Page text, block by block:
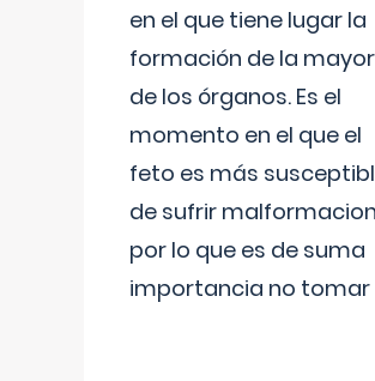
en el que tiene lugar la
formación de la
de los órganos. Es el
momento en el que el
feto es más
de sufrir
por lo que es de suma
importancia no tomar